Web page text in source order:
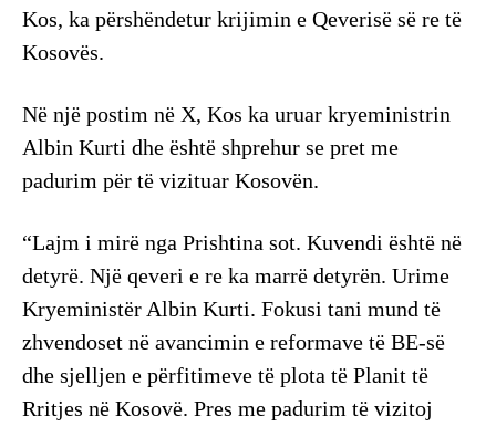
Kos, ka përshëndetur krijimin e Qeverisë së re të
Kosovës.
Në një postim në X, Kos ka uruar kryeministrin
Albin Kurti dhe është shprehur se pret me
padurim për të vizituar Kosovën.
“Lajm i mirë nga Prishtina sot. Kuvendi është në
detyrë. Një qeveri e re ka marrë detyrën. Urime
Kryeministër Albin Kurti. Fokusi tani mund të
zhvendoset në avancimin e reformave të BE-së
dhe sjelljen e përfitimeve të plota të Planit të
Rritjes në Kosovë. Pres me padurim të vizitoj